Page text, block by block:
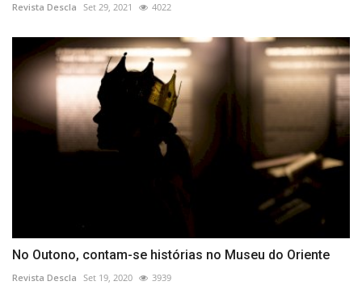
Revista Descla Set 29, 2021 4022
No Outono, contam-se histórias no Museu do Oriente
Revista Descla Set 19, 2020 3939